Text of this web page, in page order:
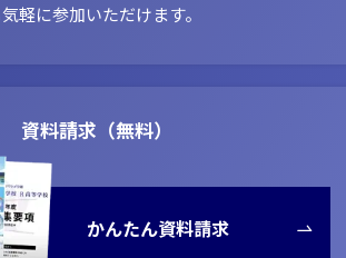
軽に参加いただけます。
資料請求（無料）
かんたん資料請求